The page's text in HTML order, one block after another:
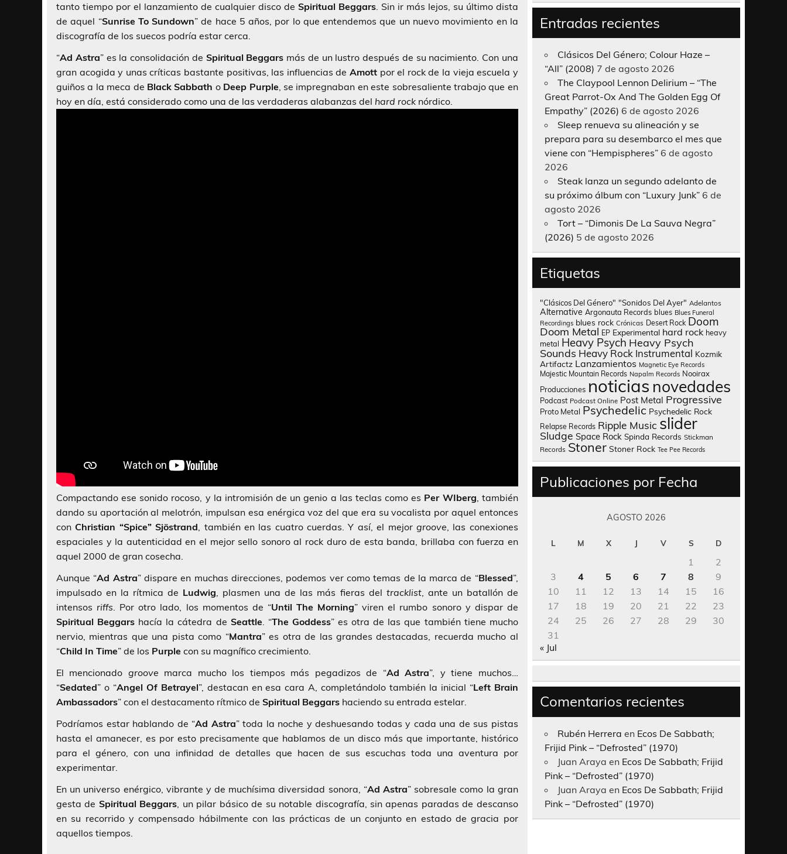
tanto tiempo por el lanzamiento de cualquier disco de Spiritual Beggars. Sin ir más lejos, su último dista
de aquel “Sunrise To Sundown” de hace 5 años, por lo que entendemos que un nuevo movimiento en la
discografía de los suecos podría estar cerca.
“Ad Astra” es la consolidación de Spiritual Beggars más de un lustro después de su nacimiento. Con una
gran acogida y unas críticas bastante positivas, las influencias de Amott por el rock de la vieja escuela y
guiños a la meca de Black Sabbath o Deep Purple, se impregnaban en este sobresaliente trabajo que en
hoy en día, está considerado como una de las verdaderas alabanzas del hard rock nórdico.
Compactando ese sonido rocoso, y la intromisión de un genio a las teclas como es Per WIberg, también
dando su aportación al melotrón, impulsan esa enérgica voz del que era su vocalista por aquel entonces
conChristian “Spice” Sjöstrand, también en las cuatro cuerdas. Y así, el mejorgroove, las conexiones
espaciales y la autenticidad en el mejor sello sonoro al rock duro de esta banda, brillaba con fuerza en
aquel 2000 de gran cosecha.
Aunque “Ad Astra” dispare en muchas direcciones, podemos ver como temas de la marca de “Blessed”,
impulsado en la rítmica de Ludwig, plasmen una de las más fieras del tracklist, ante un batallón de
intensos riffs. Por otro lado, los momentos de “Until The Morning” viren el rumbo sonoro y dispar de
Spiritual Beggars hacía la cátedra de Seattle. “The Goddess” es otra de las que también tiene mucho
nervio, mientras que una pista como “Mantra” es otra de las grandes destacadas, recuerda mucho al
“Child In Time” de los Purple con su magnífico crecimiento.
El mencionado groove marca mucho los tiempos más pegadizos de “Ad Astra”, y tiene muchos…
“Sedated” o “Angel Of Betrayel”, destacan en esa cara A, completándolo también la inicial “Left Brain
Ambassadors” con el destacamento rítmico de Spiritual Beggars haciendo su entrada estelar.
Podríamos estar hablando de “Ad Astra” toda la noche y deshuesando todas y cada una de sus pistas
hasta el amanecer, es por esto precisamente que hablamos de un disco más que importante, histórico
para el género, con una infinidad de detalles que hacen de sus escuchas toda una aventura por
experimentar.
En un universo enérgico, vibrante y de muchísima diversidad sonora, “Ad Astra” sobresale como la gran
gesta de Spiritual Beggars, un pilar básico de su notable discografía, sin apenas paradas de descanso
en su recorrido y compensado hábilmente con las prácticas de un conjunto en estado de gracia por
aquellos tiempos.
Entradas recientes
Clásicos Del Género; Colour Haze –
“All” (2008) 7 de agosto 2026
The Claypool Lennon Delirium – “The
Great Parrot-Ox And The Golden Egg Of
Empathy” (2026) 6 de agosto 2026
Sleep renueva su alineación y se
prepara para su desembarco el mes que
viene con “Hempispheres” 6 de agosto
2026
Steak lanza un segundo adelanto de
su próximo álbum con “Luxury Junk” 6 de
agosto 2026
Tort – “Dimonis De La Sauva Negra”
(2026) 5 de agosto 2026
Etiquetas
"Clásicos Del Género" "Sonidos Del Ayer" Adelantos
Alternative Argonauta Records blues Blues Funeral
Recordings blues rock Crónicas Desert Rock Doom
Doom Metal EP Experimental hard rock heavy
metal Heavy Psych Heavy Psych
Sounds Heavy Rock Instrumental Kozmik
Artifactz Lanzamientos Magnetic Eye Records
Majestic Mountain Records Napalm Records Nooirax
Producciones noticias novedades
Podcast Podcast Online Post Metal Progressive
Proto Metal Psychedelic Psychedelic Rock
Relapse Records Ripple Music slider
Sludge Space Rock Spinda Records Stickman
Records Stoner Stoner Rock Tee Pee Records
Publicaciones por Fecha
AGOSTO 2026
L M X J V S D
1
2
3
4 5 6 7 8
9
10
11 12 13 14 15
16
17
18 19 20 21 22
23
24
25 26 27 28 29
30
31
« Jul
Comentarios recientes
Rubén Herrera en Ecos De Sabbath;
Frijid Pink – “Defrosted” (1970)
Juan Araya en Ecos De Sabbath; Frijid
Pink – “Defrosted” (1970)
Juan Araya en Ecos De Sabbath; Frijid
Pink – “Defrosted” (1970)